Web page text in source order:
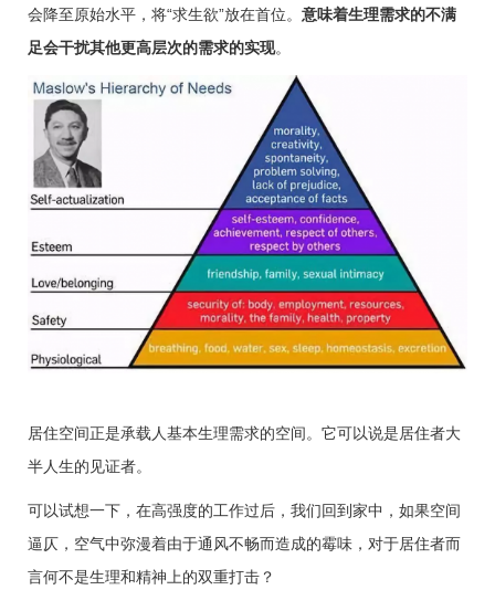
会降至原始水平，将“求生欲”放在首位。 意味着生理需求的不满
足会干扰其他更高层次的需求的实现。
居住空间正是承载人基本生理需求的空间。它可以说是居住者大
半人生的见证者。
可以试想一下，在高强度的工作过后，我们回到家中，如果空间
逼仄，空气中弥漫着由于通风不畅而造成的霉味，对于居住者而
言何不是生理和精神上的双重打击？